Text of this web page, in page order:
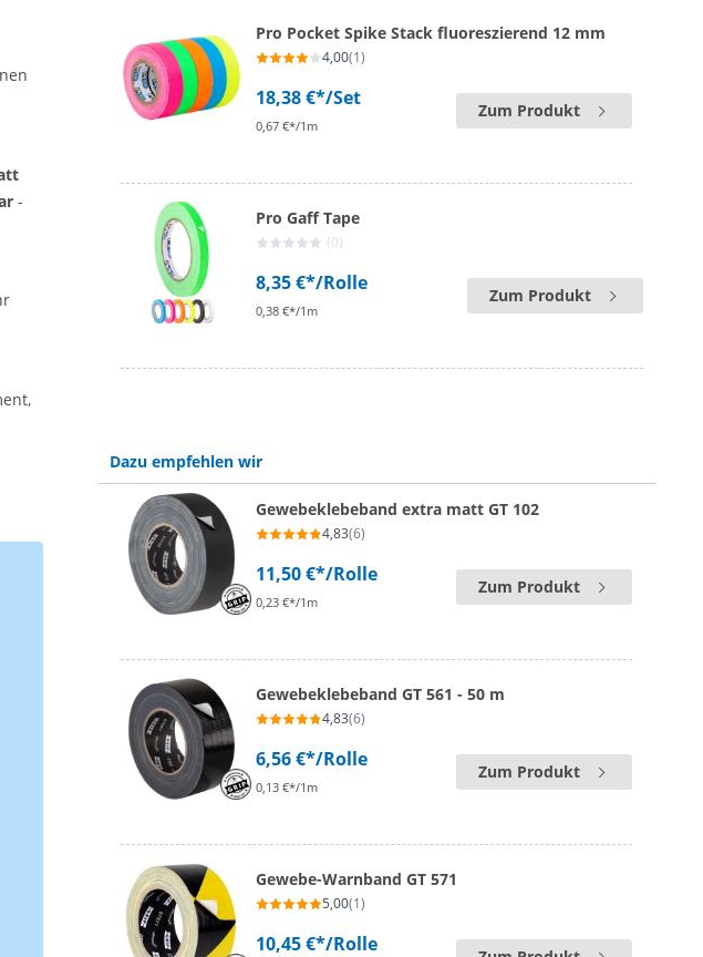
-
Pro Pocket Spike Stack fluoreszierend 12 mm
4,00(1)
18,38 €*/Set
0,67 €*/1m
Zum Produkt
Pro Gaff Tape
(0)
8,35 €*/Rolle
0,38 €*/1m
Zum Produkt
Dazu empfehlen wir
Gewebeklebeband extra matt GT 102
4,83(6)
11,50 €*/Rolle
0,23 €*/1m
Zum Produkt
Gewebeklebeband GT 561 - 50 m
4,83(6)
6,56 €*/Rolle
0,13 €*/1m
Zum Produkt
Gewebe-Warnband GT 571
5,00(1)
10,45 €*/Rolle